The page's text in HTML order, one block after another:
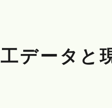
施工データ